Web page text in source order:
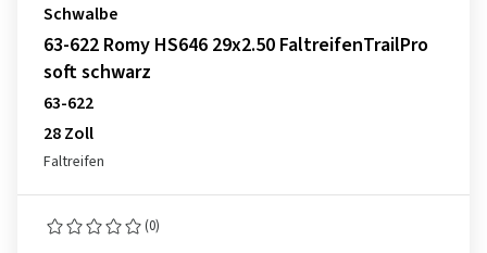
Schwalbe
63-622 Romy HS646 29x2.50 FaltreifenTrailPro
soft schwarz
63-622
28 Zoll
Faltreifen
(0)